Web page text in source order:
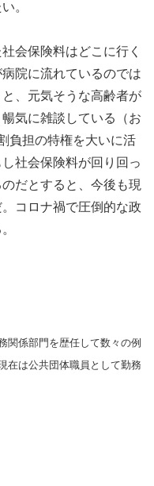
。
会保険料はどこに行く
院に流れているのでは
、元気そうな高齢者が
気に雑談している（お
負担の特権を大いに活
社会保険料が回り回っ
だとすると、今後も現
コロナ禍で圧倒的な政
関係部門を歴任して数々の例
在は公共団体職員として勤務